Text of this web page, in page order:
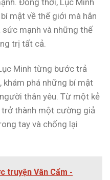
mật về thế giới mà hắn
mạnh và những thế
trị tất cả.
Minh từng bước trả
khám phá những bí mật
thân yêu. Từ một kẻ
trở thành một cường giả
tay và chống lại
truyện Vân Cẩm -